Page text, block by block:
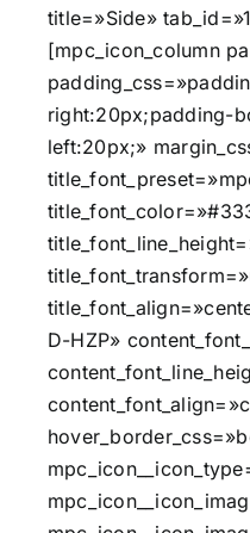
title=»Side»
[mpc_icon_column
right:20px;padding-
left:20px;»
D-HZP»